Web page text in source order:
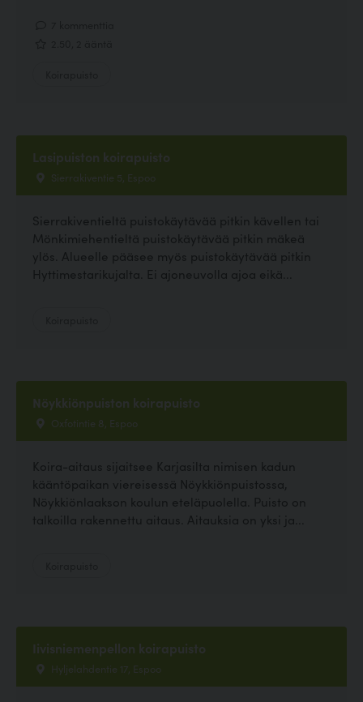
Lasipuiston koirapuisto
Sierrakiventie 5, Espoo
Sierrakiventieltä puistokäytävää pitkin kävellen tai
Mönkimiehentieltä puistokäytävää pitkin mäkeä
ylös. Alueelle pääsee myös puistokäytävää pitkin
Hyttimestarikujalta. Ei ajoneuvolla ajoa eikä...
Nöykkiönpuiston koirapuisto
Oxfotintie 8, Espoo
Koira-aitaus sijaitsee Karjasilta nimisen kadun
kääntöpaikan viereisessä Nöykkiönpuistossa,
Nöykkiönlaakson koulun eteläpuolella. Puisto on
talkoilla rakennettu aitaus. Aitauksia on yksi ja...
Iivisniemenpellon koirapuisto
Hyljelahdentie 17, Espoo